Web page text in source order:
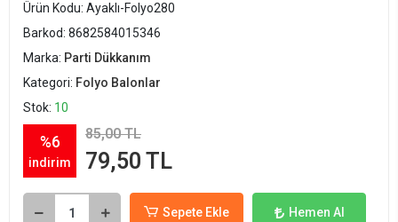
Ürün Kodu: Ayaklı-Folyo280
Barkod: 8682584015346
Marka: Parti Dükkanım
Kategori: Folyo Balonlar
Stok: 10
%6
indirim
85,00 TL
79,50 TL
Sepete Ekle Hemen Al